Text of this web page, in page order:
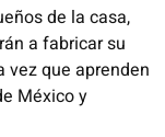
de la casa,
a fabricar su
vez que aprenden
México y